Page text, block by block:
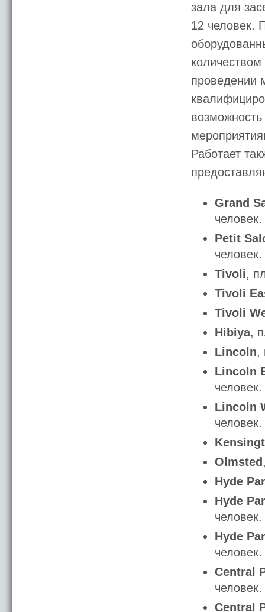
зала для
12 человек.
проведении
Работает
Grand
человек.
Petit
человек.
Tivoli,
Tivoli
Tivoli
Hibiya,
Lincoln,
Lincoln
человек.
Lincoln
человек.
Olmsted
Hyde
Hyde
человек.
Hyde
человек.
Central
человек.
Central